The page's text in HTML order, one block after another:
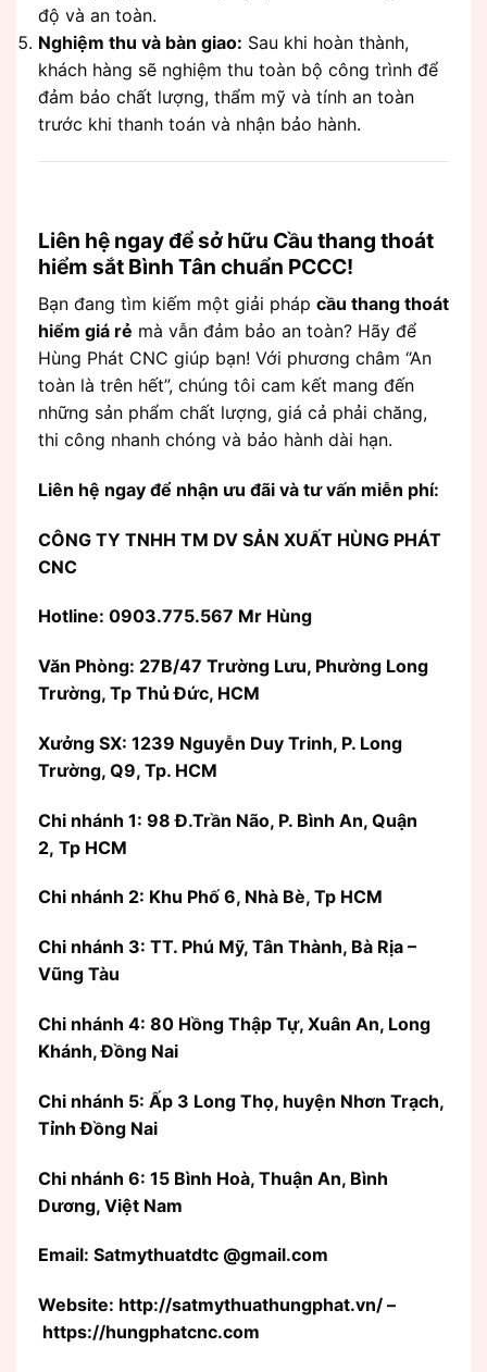
độ và an toàn.
Nghiệm thu và bàn giao: Sau khi hoàn thành,
khách hàng sẽ nghiệm thu toàn bộ công trình để
đảm bảo chất lượng, thẩm mỹ và tính an toàn
trước khi thanh toán và nhận bảo hành.
Liên hệ ngay để sở hữu Cầu thang thoát
hiểm sắt Bình Tân chuẩn PCCC!
Bạn đang tìm kiếm một giải pháp cầu thang thoát
hiểm giá rẻ mà vẫn đảm bảo an toàn? Hãy để
Hùng Phát CNC giúp bạn! Với phương châm “An
toàn là trên hết”, chúng tôi cam kết mang đến
những sản phẩm chất lượng, giá cả phải chăng,
thi công nhanh chóng và bảo hành dài hạn.
Liên hệ ngay để nhận ưu đãi và tư vấn miễn phí:
CÔNG TY TNHH TM DV SẢN XUẤT HÙNG PHÁT
CNC
Hotline: 0903.775.567 Mr Hùng
Văn Phòng: 27B/47 Trường Lưu, Phường Long
Trường, Tp Thủ Đức, HCM
Xưởng SX: 1239 Nguyễn Duy Trinh, P. Long
Trường, Q9, Tp. HCM
Chi nhánh 1: 98 Đ.Trần Não, P. Bình An, Quận
2, Tp HCM
Chi nhánh 2: Khu Phố 6, Nhà Bè, Tp HCM
Chi nhánh 3: TT. Phú Mỹ, Tân Thành, Bà Rịa –
Vũng Tàu
Chi nhánh 4: 80 Hồng Thập Tự, Xuân An, Long
Khánh, Đồng Nai
Chi nhánh 5: Ấp 3 Long Thọ, huyện Nhơn Trạch,
Tỉnh Đồng Nai
Chi nhánh 6: 15 Bình Hoà, Thuận An, Bình
Dương, Việt Nam
Email: Satmythuatdtc @gmail.com
Website: http://satmythuathungphat.vn/ –
https://hungphatcnc.com